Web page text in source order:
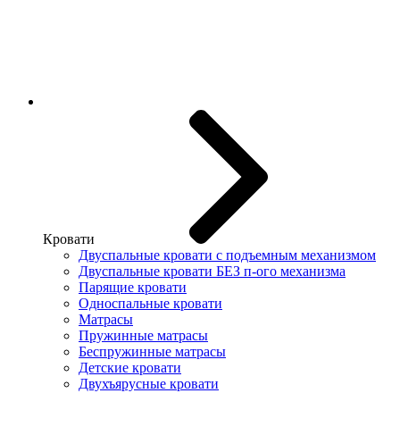
Кровати
Двуспальные кровати с подъемным механизмом
Двуспальные кровати БЕЗ п-ого механизма
Парящие кровати
Односпальные кровати
Матрасы
Пружинные матрасы
Беспружинные матрасы
Детские кровати
Двухъярусные кровати